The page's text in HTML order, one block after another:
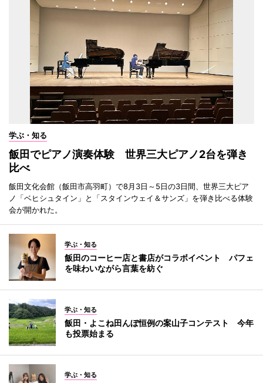
学ぶ・知る
飯田でピアノ演奏体験 世界三大ピアノ2台を弾き
比べ
飯田文化会館（飯田市高羽町）で8月3日～5日の3日間、世界三大ピア
ノ「ベヒシュタイン」と「スタインウェイ＆サンズ」を弾き比べる体験
会が開かれた。
学ぶ・知る
飯田のコーヒー店と書店がコラボイベント パフェ
を味わいながら言葉を紡ぐ
学ぶ・知る
飯田・よこね田んぼ恒例の案山子コンテスト 今年
も投票始まる
学ぶ・知る